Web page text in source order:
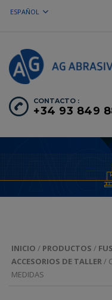
ESPAÑOL
CONTACTO :
+34 93 849
INICIO / PRODUCTOS /
ACCESORIOS DE TALLER /
MEDIDAS